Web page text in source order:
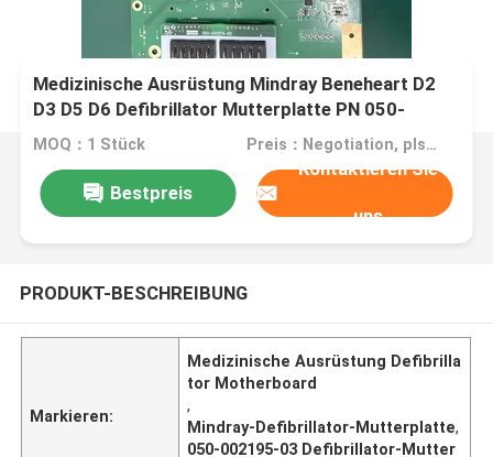
Medizinische Ausrüstung Mindray Beneheart D2
D3 D5 D6 Defibrillator Mutterplatte PN 050-
002195-03
MOQ：1 Stück Preis：Negotiation, pls contact me
Bestpreis
Kontaktieren Sie
uns
PRODUKT-BESCHREIBUNG
Markieren:
Medizinische Ausrüstung Defibrilla
tor Motherboard
,
Mindray-Defibrillator-Mutterplatte,
050-002195-03 Defibrillator-Mutter